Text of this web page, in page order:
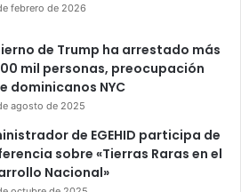
febrero de 2026
de Trump ha arrestado más
mil personas, preocupación
dominicanos NYC
agosto de 2025
de EGEHID participa de
sobre «Tierras Raras en el
Nacional»